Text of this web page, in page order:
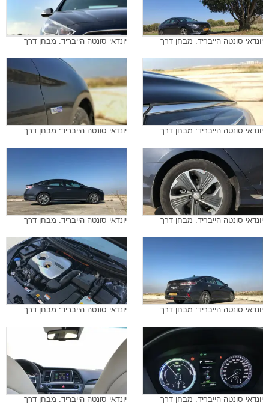
יונדאי סונטה הייבריד: מבחן דרך יונדאי סונטה הייבריד: מבחן דרך
יונדאי סונטה הייבריד: מבחן דרך יונדאי סונטה הייבריד: מבחן דרך
יונדאי סונטה הייבריד: מבחן דרך יונדאי סונטה הייבריד: מבחן דרך
יונדאי סונטה הייבריד: מבחן דרך יונדאי סונטה הייבריד: מבחן דרך
יונדאי סונטה הייבריד: מבחן דרך יונדאי סונטה הייבריד: מבחן דרך